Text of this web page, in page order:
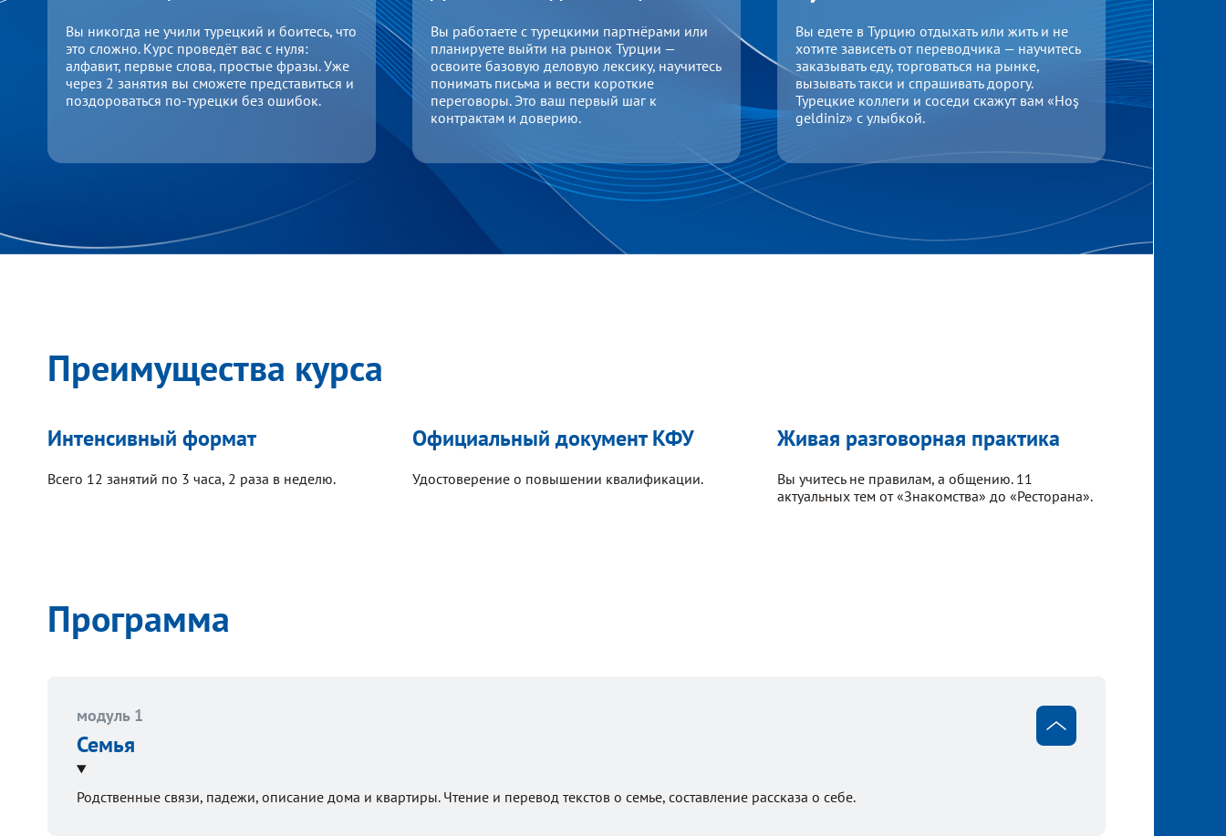
Вы никогда не учили турецкий и боитесь, что
это сложно. Курс проведёт вас с нуля:
алфавит, первые слова, простые фразы. Уже
через 2 занятия вы сможете представиться и
поздороваться по-турецки без ошибок.
Вы работаете с турецкими партнёрами или
планируете выйти на рынок Турции —
освоите базовую деловую лексику, научитесь
понимать письма и вести короткие
переговоры. Это ваш первый шаг к
контрактам и доверию.
Вы едете в Турцию отдыхать или жить и не
хотите зависеть от переводчика — научитесь
заказывать еду, торговаться на рынке,
вызывать такси и спрашивать дорогу.
Турецкие коллеги и соседи скажут вам «Hoş
geldiniz» с улыбкой.
Преимущества курса
Интенсивный формат
Всего 12 занятий по 3 часа, 2 раза в неделю.
Официальный документ КФУ
Удостоверение о повышении квалификации.
Живая разговорная практика
Вы учитесь не правилам, а общению. 11
актуальных тем от «Знакомства» до «Ресторана».
Программа
модуль 1
Семья
Родственные связи, падежи, описание дома и квартиры. Чтение и перевод текстов о семье, составление рассказа о себе.